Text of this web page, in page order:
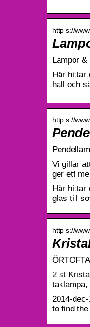
http s://
Lampor
Här hittar
hall och
http s://
Vi gillar
ger ett
Här hittar
glas till
http s://
2 st
2014-
to find